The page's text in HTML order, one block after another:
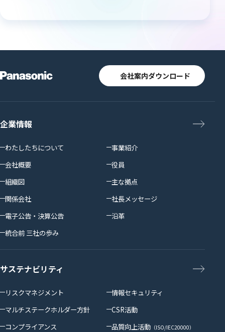
会社案内ダウンロード
企業情報
わたしたちについて
事業紹介
会社概要
役員
組織図
主な拠点
関係会社
社長メッセージ
電子公告・決算公告
沿革
統合前 三社の歩み
サステナビリティ
リスクマネジメント
情報セキュリティ
マルチステークホルダー方針
CSR活動
コンプライアンス
品質向上活動 （ISO/IEC20000）